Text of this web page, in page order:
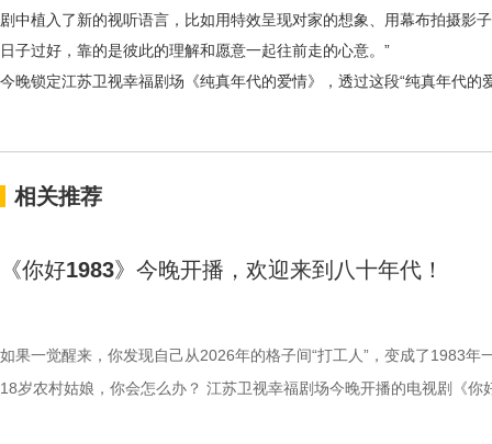
剧中植入了新的视听语言，比如用特效呈现对家的想象、用幕布拍摄影
日子过好，靠的是彼此的理解和愿意一起往前走的心意。”
今晚锁定江苏卫视幸福剧场《纯真年代的爱情》，透过这段“纯真年代的
相关推荐
《你好1983》今晚开播，欢迎来到八十年代！
如果一觉醒来，你发现自己从2026年的格子间“打工人”，变成了1983年
18岁农村姑娘，你会怎么办？ 江苏卫视幸福剧场今晚开播的电视剧《你